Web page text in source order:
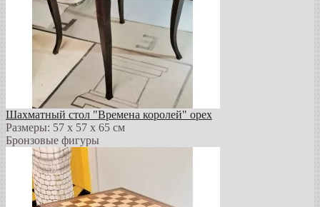
Шахматный стол "Времена королей" орех
Размеры: 57 х 57 х 65 см
Бронзовые фигуры